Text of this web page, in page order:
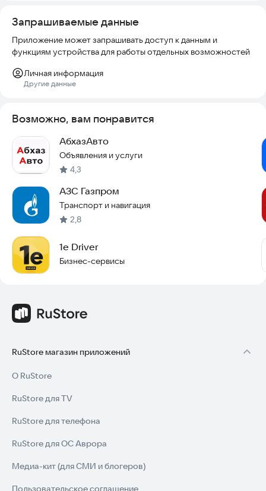
Запрашиваемые данные
Приложение может запрашивать доступ к данным и
функциям устройства для работы отдельных возможностей
Личная информация
Другие данные
Возможно, вам понравится
АбхазАвто
Объявления и услуги
4,3
АЗС Газпром
Транспорт и навигация
2,8
1e Driver
Бизнес-сервисы
RuStore магазин приложений
О RuStore
RuStore для TV
RuStore для телефона
RuStore для ОС Аврора
Медиа-кит (для СМИ и блогеров)
Пользовательское соглашение